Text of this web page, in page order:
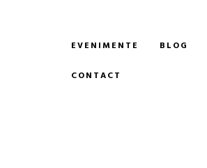
CUMPARA SI
EVENIMENTE BLOG
CONTACT